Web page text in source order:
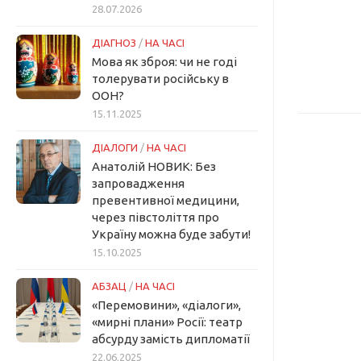
28.07.2026
ДІАГНОЗ / НА ЧАСІ
Мова як зброя: чи не годі
толерувати російську в
ООН?
15.11.2025
ДІАЛОГИ / НА ЧАСІ
Анатолій НОВИК: Без
запровадження
превентивної медицини,
через півстоліття про
Україну можна буде забути!
15.10.2025
АБЗАЦ / НА ЧАСІ
«Перемовини», «діалоги»,
«мирні плани» Росії: театр
абсурду замість дипломатії
22.06.2025